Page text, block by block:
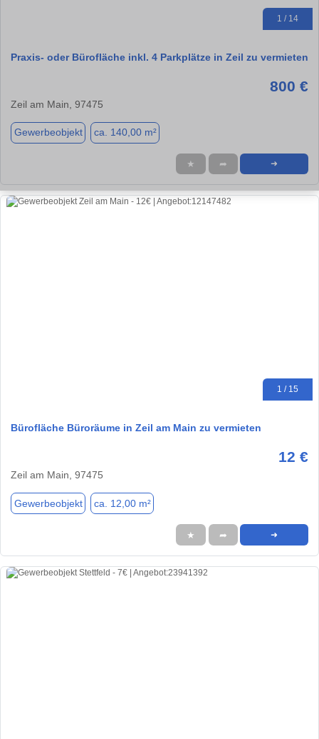
1 / 14
Praxis- oder Bürofläche inkl. 4 Parkplätze in Zeil zu vermieten
800 €
Zeil am Main, 97475
Gewerbeobjekt ca. 140,00 m²
★ ➦ ➜
1 / 15
Bürofläche Büroräume in Zeil am Main zu vermieten
12 €
Zeil am Main, 97475
Gewerbeobjekt ca. 12,00 m²
★ ➦ ➜